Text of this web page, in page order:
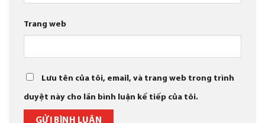
Trang web
Lưu tên của tôi, email, và trang web trong trình
duyệt này cho lần bình luận kế tiếp của tôi.